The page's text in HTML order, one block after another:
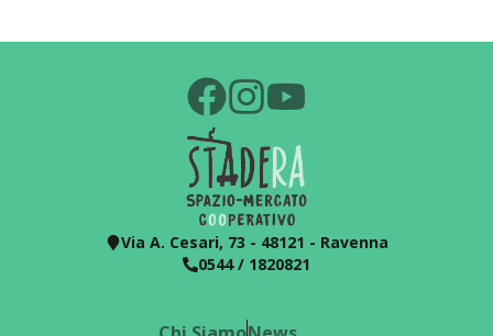
Via A. Cesari, 73 - 48121 - Ravenna
0544 / 1820821